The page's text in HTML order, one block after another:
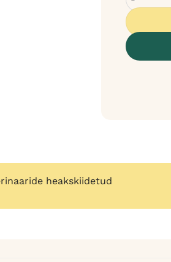
heakskiidetud